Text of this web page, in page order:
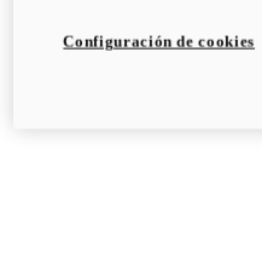
Configuración de cookies